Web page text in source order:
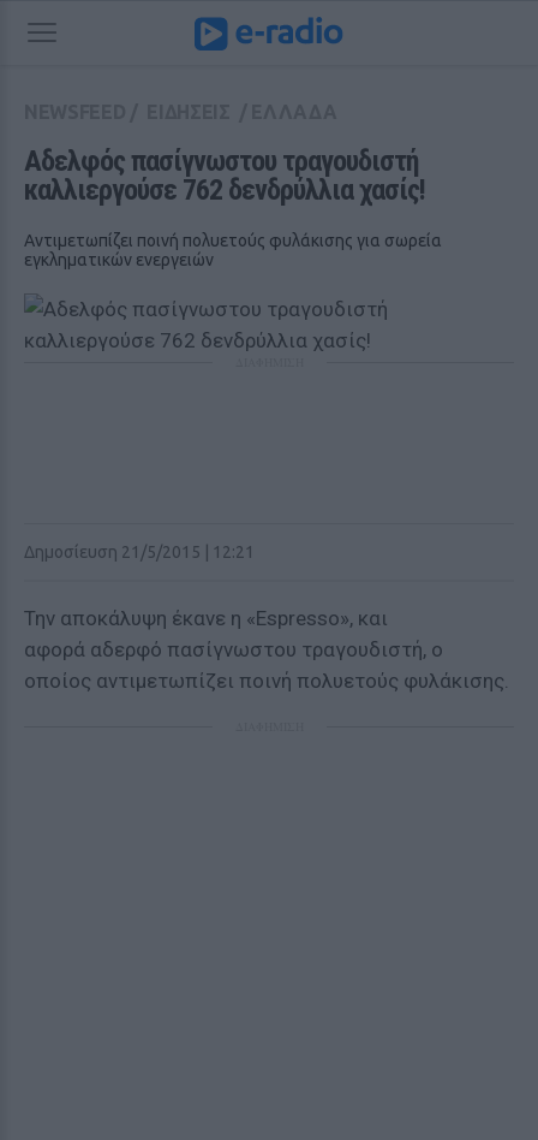
Αδελφός πασίγνωστου τραγουδιστή
καλλιεργούσε 762 δενδρύλλια χασίς!
Aντιμετωπίζει ποινή πολυετούς φυλάκισης για σωρεία
εγκληματικών ενεργειών
Δημοσίευση 21/5/2015 | 12:21
Την αποκάλυψη έκανε η «Espresso», και
αφορά αδερφό πασίγνωστου τραγουδιστή, ο
οποίος αντιμετωπίζει ποινή πολυετούς φυλάκισης.